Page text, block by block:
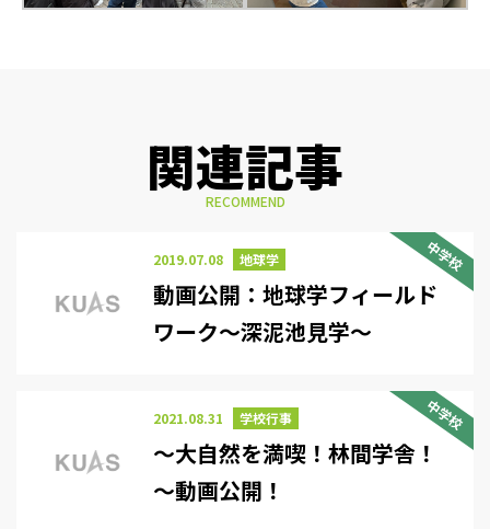
関連記事
RECOMMEND
中学校
2019.07.08 地球学
動画公開：地球学フィールド
ワーク～深泥池見学～
中学校
2021.08.31 学校行事
～大自然を満喫！林間学舎！
～動画公開！